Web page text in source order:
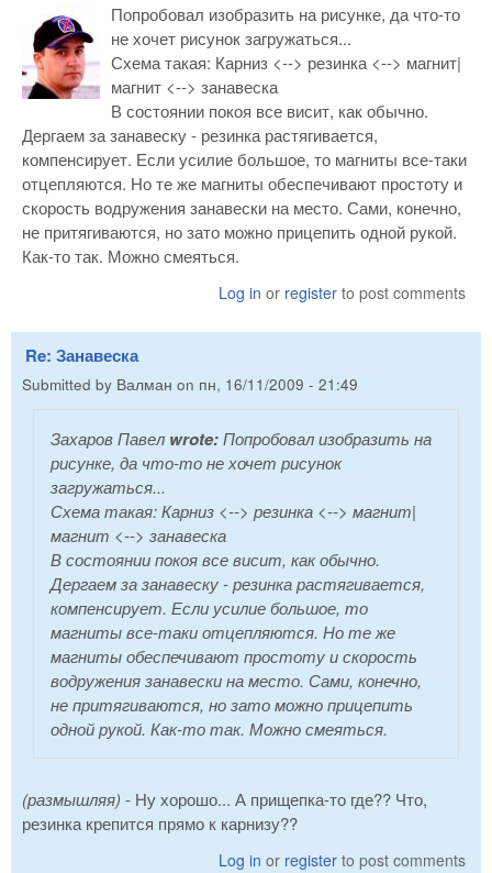
Попробовал изобразить на рисунке, да что-то
не хочет рисунок загружаться...
Схема такая: Карниз <--> резинка <--> магнит|
магнит <--> занавеска
В состоянии покоя все висит, как обычно.
Дергаем за занавеску - резинка растягивается,
компенсирует. Если усилие большое, то магниты все-таки
отцепляются. Но те же магниты обеспечивают простоту и
скорость водружения занавески на место. Сами, конечно,
не притягиваются, но зато можно прицепить одной рукой.
Как-то так. Можно смеяться.
Log in or register to post comments
Re: Занавеска
Submitted by Валман on пн, 16/11/2009 - 21:49
Захаров Павел wrote:Попробовал изобразить на
рисунке, да что-то не хочет рисунок
загружаться...
Схема такая: Карниз <--> резинка <--> магнит|
магнит <--> занавеска
В состоянии покоя все висит, как обычно.
Дергаем за занавеску - резинка растягивается,
компенсирует. Если усилие большое, то
магниты все-таки отцепляются. Но те же
магниты обеспечивают простоту и скорость
водружения занавески на место. Сами, конечно,
не притягиваются, но зато можно прицепить
одной рукой. Как-то так. Можно смеяться.
(размышляя) - Ну хорошо... А прищепка-то где?? Что,
резинка крепится прямо к карнизу??
Log in or register to post comments